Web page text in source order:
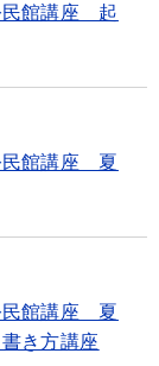
民館講座 起
民館講座 夏
民館講座 夏
き方講座